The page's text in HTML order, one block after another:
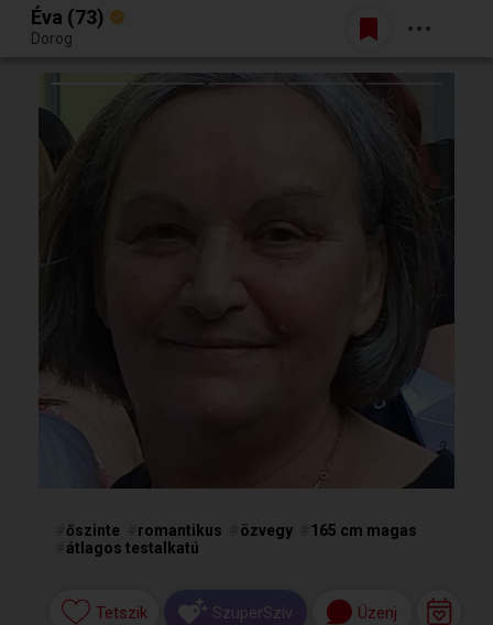
Egy jó randiból bármi lehet.
Belépés
Éva (73)
Dorog
őszinte romantikus özvegy
165 cm magas
átlagos testalkatú
Tetszik SzuperSzív Üzenj